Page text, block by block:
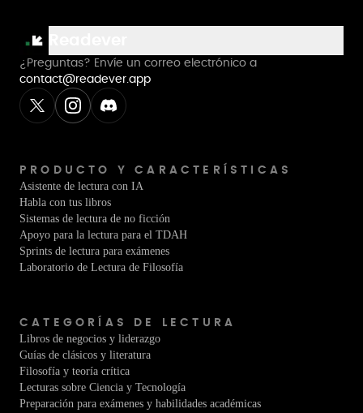
¿Preguntas? Envíe un correo electrónico a
contact@readever.app
PRODUCTO Y CARACTERÍSTICAS
Asistente de lectura con IA
Habla con tus libros
Sistemas de lectura de no ficción
Apoyo para la lectura para el TDAH
Sprints de lectura para exámenes
Laboratorio de Lectura de Filosofía
CATEGORÍAS DE LECTURA
Libros de negocios y liderazgo
Guías de clásicos y literatura
Filosofía y teoría crítica
Lecturas sobre Ciencia y Tecnología
Preparación para exámenes y habilidades académicas